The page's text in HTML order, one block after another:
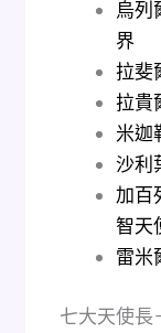
烏列
界
拉斐
拉貴
米迦
沙利
加百
智天
雷米
七大天使長